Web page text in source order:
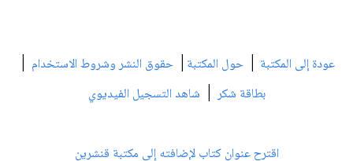
عودة إلى المكتبة | حول المكتبة | حقوق النشر وشروط الاستخدام |
بطاقة شكر| شاهد التسجيل الفيديوي
اقترح عنوان كتاب لإضافته إلى مكتبة قنشرين